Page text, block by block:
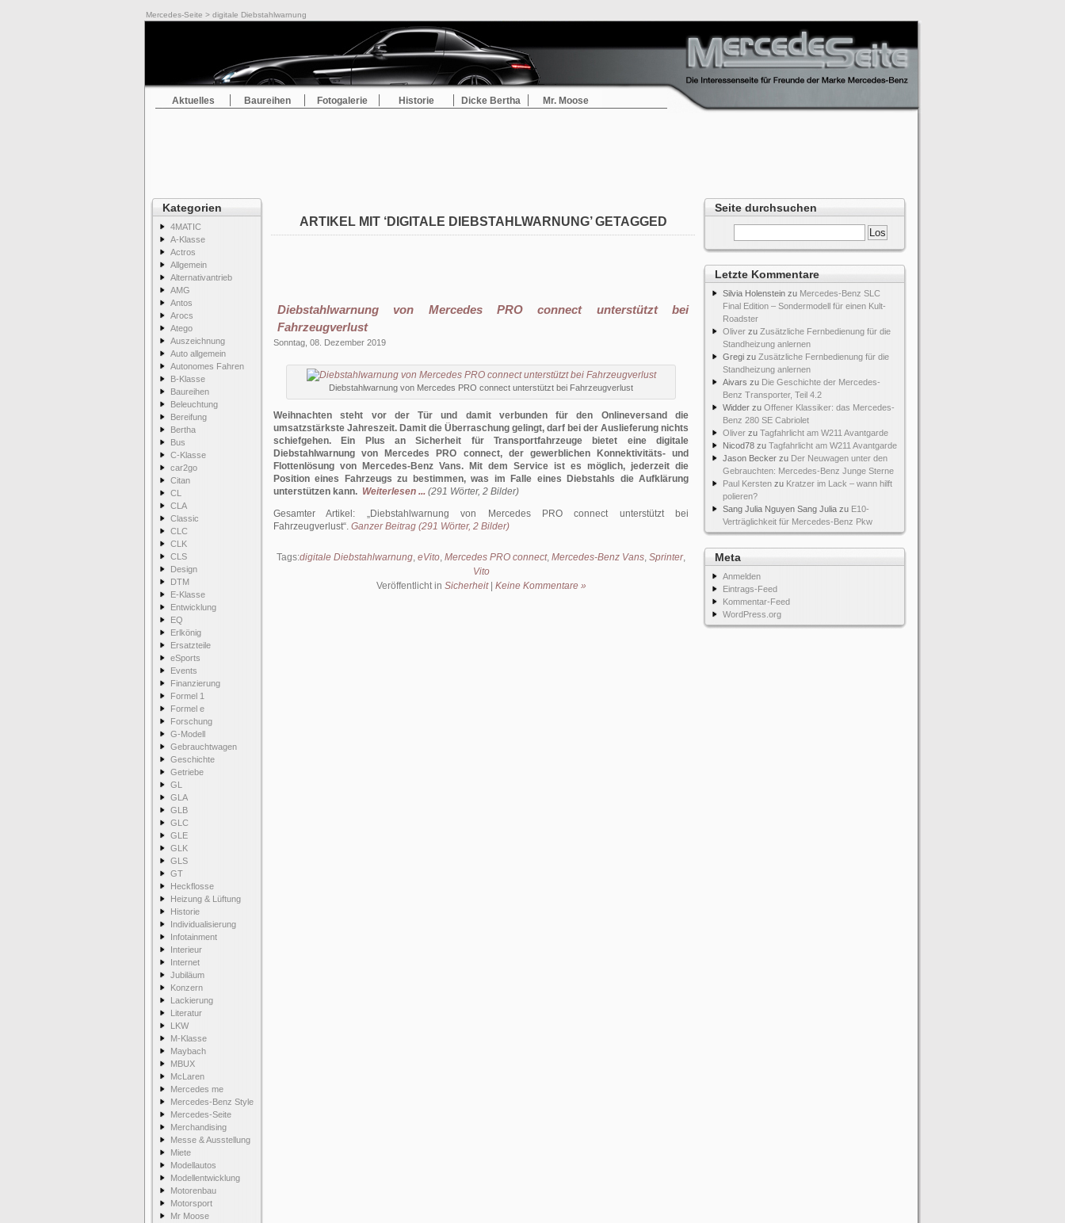
Mercedes-Seite > digitale Diebstahlwarnung
Aktuelles Baureihen Fotogalerie Historie Dicke Bertha Mr. Moose
Kategorien
4MATIC
A-Klasse
Actros
Allgemein
Alternativantrieb
AMG
Antos
Arocs
Atego
Auszeichnung
Auto allgemein
Autonomes Fahren
B-Klasse
Baureihen
Beleuchtung
Bereifung
Bertha
Bus
C-Klasse
car2go
Citan
CL
CLA
Classic
CLC
CLK
CLS
Design
DTM
E-Klasse
Entwicklung
EQ
Erlkönig
Ersatzteile
eSports
Events
Finanzierung
Formel 1
Formel e
Forschung
G-Modell
Gebrauchtwagen
Geschichte
Getriebe
GL
GLA
GLB
GLC
GLE
GLK
GLS
GT
Heckflosse
Heizung & Lüftung
Historie
Individualisierung
Infotainment
Interieur
Internet
Jubiläum
Konzern
Lackierung
Literatur
LKW
M-Klasse
Maybach
MBUX
McLaren
Mercedes me
Mercedes-Benz Style
Mercedes-Seite
Merchandising
Messe & Ausstellung
Miete
Modellautos
Modellentwicklung
Motorenbau
Motorsport
Mr Moose
Seite durchsuchen
Letzte Kommentare
Silvia Holenstein zu Mercedes-Benz SLC
Final Edition – Sondermodell für einen Kult-
Roadster
Oliver zu Zusätzliche Fernbedienung für die
Standheizung anlernen
Gregi zu Zusätzliche Fernbedienung für die
Standheizung anlernen
Aivars zu Die Geschichte der Mercedes-
Benz Transporter, Teil 4.2
Widder zu Offener Klassiker: das Mercedes-
Benz 280 SE Cabriolet
Oliver zu Tagfahrlicht am W211 Avantgarde
Nicod78 zu Tagfahrlicht am W211 Avantgarde
Jason Becker zu Der Neuwagen unter den
Gebrauchten: Mercedes-Benz Junge Sterne
Paul Kersten zu Kratzer im Lack – wann hilft
polieren?
Sang Julia Nguyen Sang Julia zu E10-
Verträglichkeit für Mercedes-Benz Pkw
Meta
Anmelden
Eintrags-Feed
Kommentar-Feed
WordPress.org
ARTIKEL MIT ‘DIGITALE DIEBSTAHLWARNUNG’ GETAGGED
Diebstahlwarnung von Mercedes PRO connect unterstützt bei
Fahrzeugverlust
Sonntag, 08. Dezember 2019
Diebstahlwarnung von Mercedes PRO connect unterstützt bei Fahrzeugverlust
Weihnachten steht vor der Tür und damit verbunden für den Onlineversand die
umsatzstärkste Jahreszeit. Damit die Überraschung gelingt, darf bei der Auslieferung nichts
schiefgehen. Ein Plus an Sicherheit für Transportfahrzeuge bietet eine digitale
Diebstahlwarnung von Mercedes PRO connect, der gewerblichen Konnektivitäts- und
Flottenlösung von Mercedes-Benz Vans. Mit dem Service ist es möglich, jederzeit die
Position eines Fahrzeugs zu bestimmen, was im Falle eines Diebstahls die Aufklärung
unterstützen kann. Weiterlesen ... (291 Wörter, 2 Bilder)
Gesamter Artikel:
Diebstahlwarnung von Mercedes PRO connect unterstützt bei
Fahrzeugverlust . Ganzer Beitrag (291 Wörter, 2 Bilder)
Tags:digitale Diebstahlwarnung, eVito, Mercedes PRO connect, Mercedes-Benz Vans, Sprinter,
Vito
Veröffentlicht in Sicherheit| Keine Kommentare »